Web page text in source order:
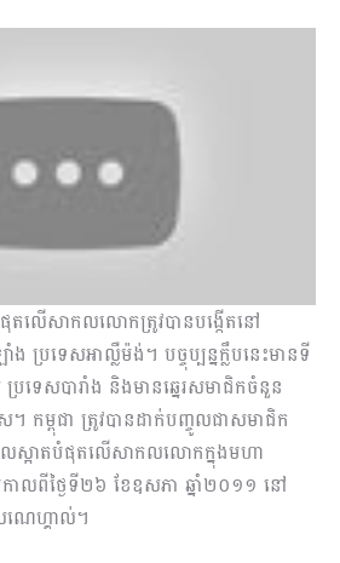
ផុតលើសាកលលោកត្រូវបានបង្កើតនៅ
ប្រទេសអាល្លឺម៉ង់។ បច្ចុប្បន្នក្លឹបនេះមានទី
រទេស​បារាំង និងមានឆ្នេរសមាជិកចំនួន
។ កម្ពុជា ត្រូវបាន​ដាក់​បញ្ចូល​ជាសមាជិក
ែលស្អាតបំផុតលើសាក​លលោក​ក្នុងមហា​
ាលពីថ្ងៃទី២៦ ខែឧសភា ឆ្នាំ២០១១ នៅ
ណេហ្គាល់។